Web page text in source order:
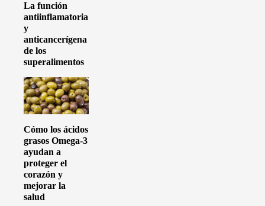
La función
antiinflamatoria
y
anticancerígena
de los
superalimentos
Cómo los ácidos
grasos Omega-3
ayudan a
proteger el
corazón y
mejorar la
salud